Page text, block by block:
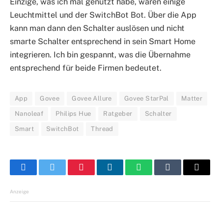
Leuchtmittel und der SwitchBot Bot. Über die App
kann man dann den Schalter auslösen und nicht
smarte Schalter entsprechend in sein Smart Home
integrieren. Ich bin gespannt, was die Übernahme
entsprechend für beide Firmen bedeutet.
App Govee Govee Allure Govee StarPal Matter
Nanoleaf Philips Hue Ratgeber Schalter
Smart SwitchBot Thread
FacebookTwitter PinterestLinkedInWhatsAppTumblr E-
Anzeige